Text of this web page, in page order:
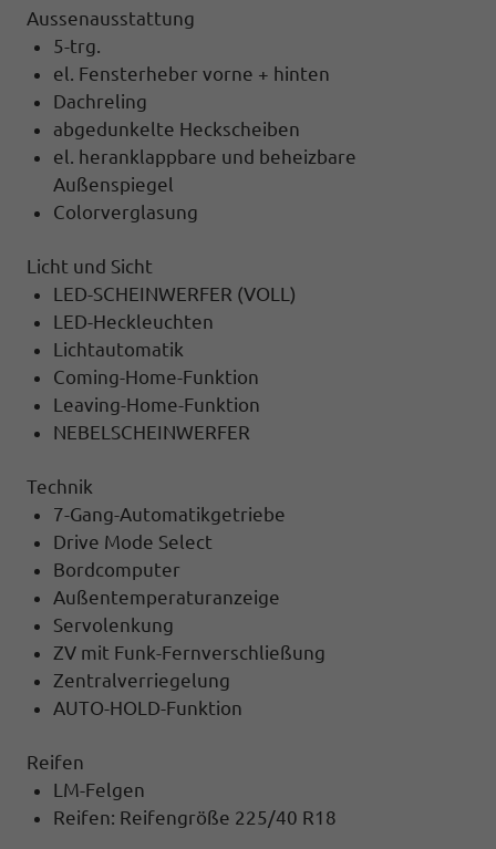
Aussenausstattung
5-trg.
el. Fensterheber vorne + hinten
Dachreling
abgedunkelte Heckscheiben
el. heranklappbare und beheizbare
Außenspiegel
Colorverglasung
Licht und Sicht
LED-SCHEINWERFER (VOLL)
LED-Heckleuchten
Lichtautomatik
Coming-Home-Funktion
Leaving-Home-Funktion
NEBELSCHEINWERFER
Technik
7-Gang-Automatikgetriebe
Drive Mode Select
Bordcomputer
Außentemperaturanzeige
Servolenkung
ZV mit Funk-Fernverschließung
Zentralverriegelung
AUTO-HOLD-Funktion
Reifen
LM-Felgen
Reifen: Reifengröße 225/40 R18